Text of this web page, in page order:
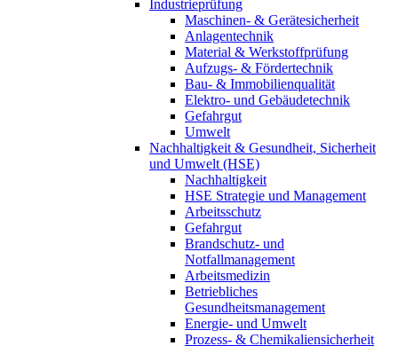
Industrieprüfung
Maschinen- & Gerätesicherheit
Anlagentechnik
Material & Werkstoffprüfung
Aufzugs- & Fördertechnik
Bau- & Immobilienqualität
Elektro- und Gebäudetechnik
Gefahrgut
Umwelt
Nachhaltigkeit & Gesundheit, Sicherheit
und Umwelt (HSE)
Nachhaltigkeit
HSE Strategie und Management
Arbeitsschutz
Gefahrgut
Brandschutz- und
Notfallmanagement
Arbeitsmedizin
Betriebliches
Gesundheitsmanagement
Energie- und Umwelt
Prozess- & Chemikaliensicherheit